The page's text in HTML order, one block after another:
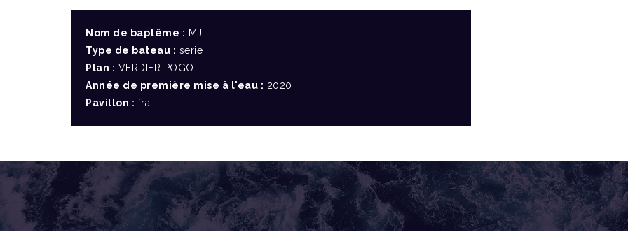
Nom de baptême : MJ
Type de bateau : serie
Plan : VERDIER POGO
Année de première mise à l'eau : 2020
Pavillon : fra